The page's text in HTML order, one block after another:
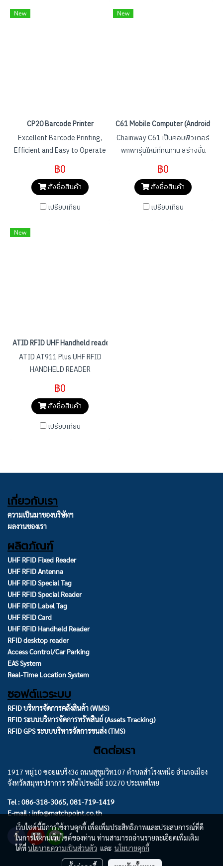
แท็กต่างๆ ได้อย่างรวดเร็วและ
สินค้า โลจิสติกส์ การผลิต ฯลฯ
Printhead Resolution
New
CP20 Barcode Printer
Excellent Barcode Printing,
Efficient and Easy to Operate
- Supports Thermal transfer /
Direct thermal - Printing
speed is 152mm/s (6ips) -
Ethernet / Serial Port / BT /
languages of major brands -
฿0
สั่งซื้อสินค้า
เปรียบเทียบ
New
C61 Mobile Computer (Android11)
Chainway C61 เป็นคอมพิวเตอร์
พกพารุ่นใหม่ที่ทนทาน สร้างขึ้น
ด้วยระบบปฏิบัติการ Android 9.0
/ 11.0 และโปรเซสเซอร์
Qualcomm Octa-Core รองรับ
/ 47keys มีแบตเตอรี่แบบถอดได้
฿0
สั่งซื้อสินค้า
เปรียบเทียบ
New
ATID RFID UHF Handheld reader - AT911 Plus
ATID AT911 Plus UHF RFID
HANDHELD READER
฿0
สั่งซื้อสินค้า
เปรียบเทียบ
เกี่ยวกับเรา
ความเป็นมาของบริษัทฯ
ผลงานของเรา
ผลิตภัณฑ์
UHF RFID Fixed Reader
UHF RFID Antenna
UHF RFID Special Tag
UHF RFID Special Reader
UHF RFID Label Tag
UHF RFID Card
UHF RFID Handheld Reader
RFID desktop reader
Access Control/Car Parking
EAS System
Real-Time Location System
ซอฟต์แวระบบ
RFID บริหารจัดการคลังสินค้า (WMS)
RFID ระบบบริหารจัดการทรัพสินย์ (Assets Tracking)
RFID GPS ระบบบริหารจัดการขนส่ง (TMS)
ติดต่อเรา
1917 หมู่10 ซอยแบริ่ง36 ถนนสุขุมวิท107 ตำบลสำโรงเหนือ อำเภอเมือง
จังหวัดสมุทรปราการ รหัสไปรษณีย์ 10270 ประเทศไทย
Tel : 086-318-3065, 081-719-1419
E-mail : info@matchpoint.co.th
เว็บไซต์นี้มีการใช้งานคุกกี้ เพื่อเพิ่มประสิทธิภาพและประสบการณ์ที่ดี
ในการใช้งานเว็บไซต์ของท่าน ท่านสามารถอ่านรายละเอียดเพิ่มเติม
ได้ที่นโยบายความเป็นส่วนตัว และ นโยบายคุกกี้